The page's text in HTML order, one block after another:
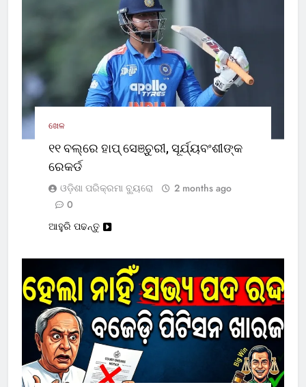
ଖେଳ
୧୧ ବଲ୍‌ରେ ହାପ୍ ସେଞ୍ଚୁରୀ, ସୂର୍ଯ୍ୟବଂଶୀଙ୍କ
ରେକର୍ଡ
ଓଡ଼ିଶା ପରିକ୍ରମା ବ୍ୟୁରୋ
2 months ago
0
ଆହୁରି ପଢନ୍ତୁ